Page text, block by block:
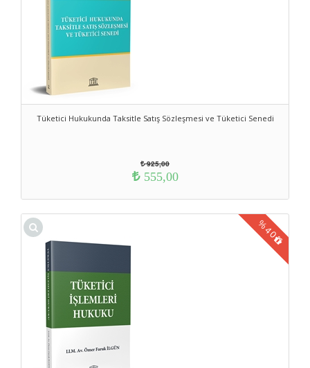
Tüketici Hukukunda Taksitle Satış Sözleşmesi ve Tüketici Senedi
925,00
555,00
%40